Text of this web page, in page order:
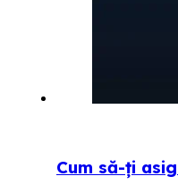
Cum să-ți